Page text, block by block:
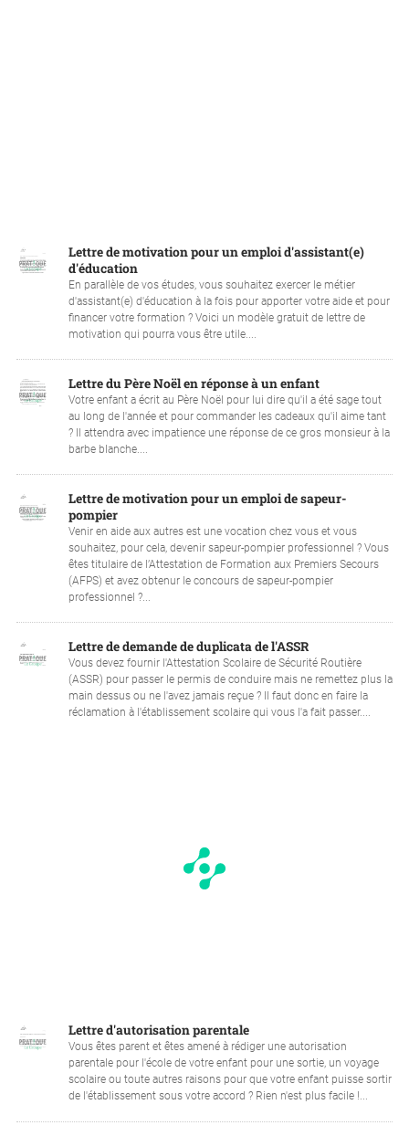
Lettre de motivation pour un emploi d'assistant(e)
d'éducation
En parallèle de vos études, vous souhaitez exercer le métier
d'assistant(e) d'éducation à la fois pour apporter votre aide et pour
financer votre formation ? Voici un modèle gratuit de lettre de
motivation qui pourra vous être utile....
Lettre du Père Noël en réponse à un enfant
Votre enfant a écrit au Père Noël pour lui dire qu'il a été sage tout
au long de l'année et pour commander les cadeaux qu'il aime tant
? Il attendra avec impatience une réponse de ce gros monsieur à la
barbe blanche....
Lettre de motivation pour un emploi de sapeur-
pompier
Venir en aide aux autres est une vocation chez vous et vous
souhaitez, pour cela, devenir sapeur-pompier professionnel ? Vous
êtes titulaire de l’Attestation de Formation aux Premiers Secours
(AFPS) et avez obtenur le concours de sapeur-pompier
professionnel ?...
Lettre de demande de duplicata de l'ASSR
Vous devez fournir l'Attestation Scolaire de Sécurité Routière
(ASSR) pour passer le permis de conduire mais ne remettez plus la
main dessus ou ne l'avez jamais reçue ? Il faut donc en faire la
réclamation à l'établissement scolaire qui vous l'a fait passer....
Lettre d'autorisation parentale
Vous êtes parent et êtes amené à rédiger une autorisation
parentale pour l'école de votre enfant pour une sortie, un voyage
scolaire ou toute autres raisons pour que votre enfant puisse sortir
de l'établissement sous votre accord ? Rien n'est plus facile !...